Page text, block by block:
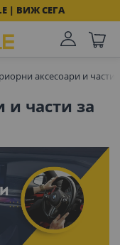
| ВИЖ СЕГА
аксесоари и части
и части за